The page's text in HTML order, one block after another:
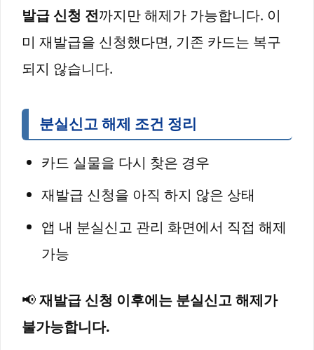
발급 신청 전까지만 해제가 가능합니다. 이
미 재발급을 신청했다면, 기존 카드는 복구
되지 않습니다.
분실신고 해제 조건 정리
카드 실물을 다시 찾은 경우
재발급 신청을 아직 하지 않은 상태
앱 내 분실신고 관리 화면에서 직접 해제
가능
📢재발급 신청 이후에는 분실신고 해제가
불가능합니다.